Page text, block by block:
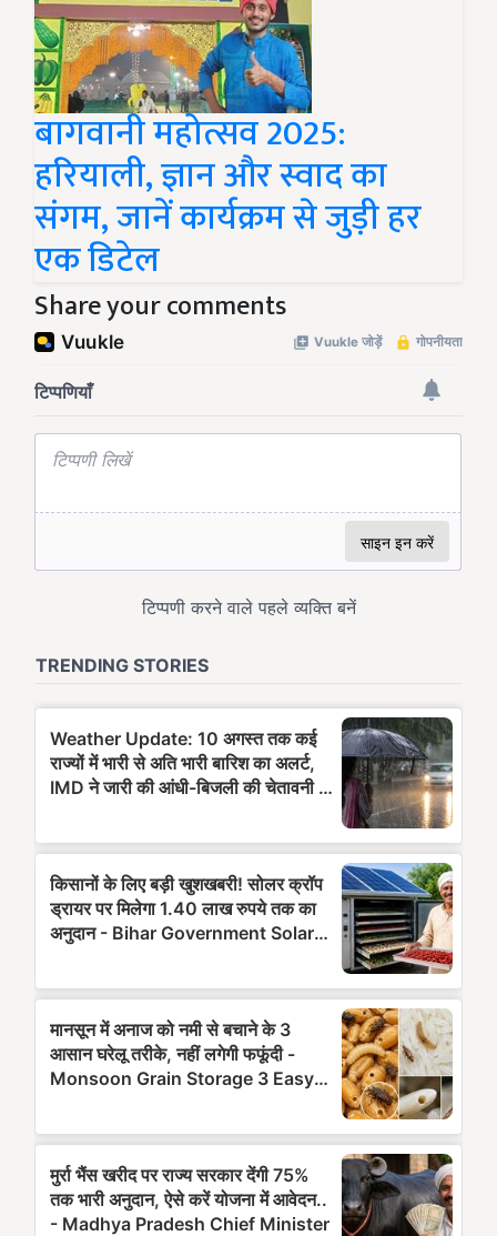
बागवानी महोत्सव 2025:
हरियाली, ज्ञान और स्वाद का
संगम, जानें कार्यक्रम से जुड़ी हर
एक डिटेल
Share your comments